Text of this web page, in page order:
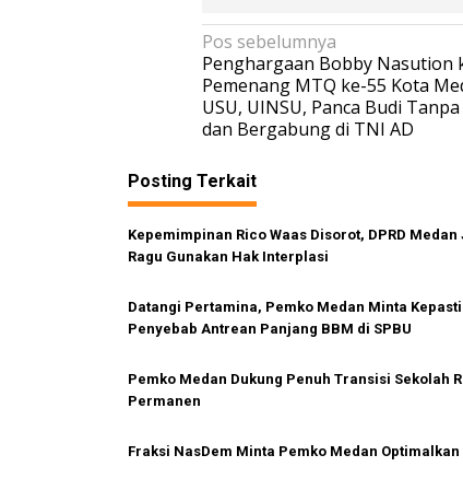
N
a
v
i
g
a
s
i
o
Pos sebelumnya
Penghargaan Bobby Nasution
Pemenang MTQ ke-55 Kota
USU, UINSU, Panca Budi
dan Bergabung di TNI AD
Posting Terkait
Kepemimpinan Rico Waas Disorot, DPRD Medan
Ragu Gunakan Hak Interplasi
Datangi Pertamina, Pemko Medan Minta
Penyebab Antrean Panjang BBM di SPBU
Pemko Medan Dukung Penuh Transisi Sekolah
Permanen
Fraksi NasDem Minta Pemko Medan Optimalkan